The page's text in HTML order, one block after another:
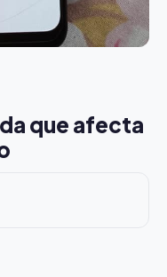
que afecta